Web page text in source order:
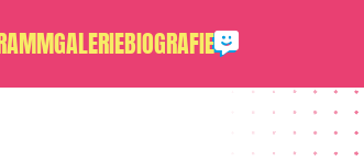
GALERIEBIOGRAFIE